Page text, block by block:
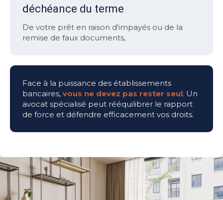
déchéance du terme
De votre prêt en raison d'impayés ou de la
remise de faux documents,
Face à la puissance des établissements
bancaires, vous ne devez pas rester seul. Un
avocat spécialisé peut rééquilibrer le rapport
de force et défendre efficacement vos droits.